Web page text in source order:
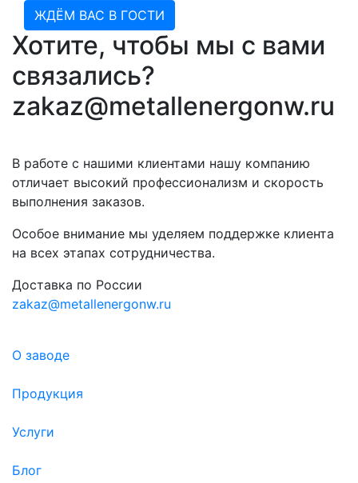
ЖДЁМ ВАС В ГОСТИ
Хотите, чтобы мы с вами
связались?
zakaz@metallenergonw.ru
В работе с нашими клиентами нашу компанию
отличает высокий профессионализм и скорость
выполнения заказов.
Особое внимание мы уделяем поддержке клиента
на всех этапах сотрудничества.
Доставка по России
zakaz@metallenergonw.ru
О заводе
Продукция
Услуги
Блог